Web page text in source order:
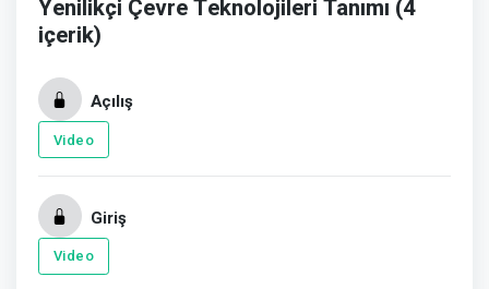
Yenilikçi Çevre Teknolojileri Tanımı (4
içerik)
Açılış
Video
Giriş
Video